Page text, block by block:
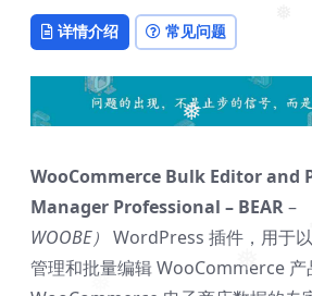
❅
❅
详情介绍 常见问题
WooCommerce Bulk Editor and
Manager Professional – BEAR–
WOOBE） WordPress 插件，用于
管理和批量编辑 WooCommerce 产